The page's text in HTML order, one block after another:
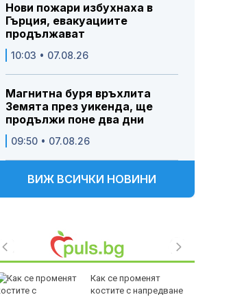
Нови пожари избухнаха в
Гърция, евакуациите
продължават
10:03 • 07.08.26
Магнитна буря връхлита
Земята през уикенда, ще
продължи поне два дни
09:50 • 07.08.26
ВИЖ ВСИЧКИ НОВИНИ
Как се променят
костите с напредване